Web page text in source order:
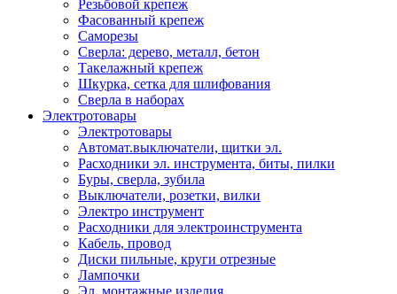
Резьбовой крепеж
Фасованный крепеж
Саморезы
Сверла: дерево, металл, бетон
Такелажный крепеж
Шкурка, сетка для шлифования
Сверла в наборах
Электротовары
Электротовары
Автомат.выключатели, щитки эл.
Расходники эл. инструмента, биты, пилки
Буры, сверла, зубила
Выключатели, розетки, вилки
Электро инструмент
Расходники для электроинструмента
Кабель, провод
Диски пильные, круги отрезные
Лампочки
Эл. монтажные изделия